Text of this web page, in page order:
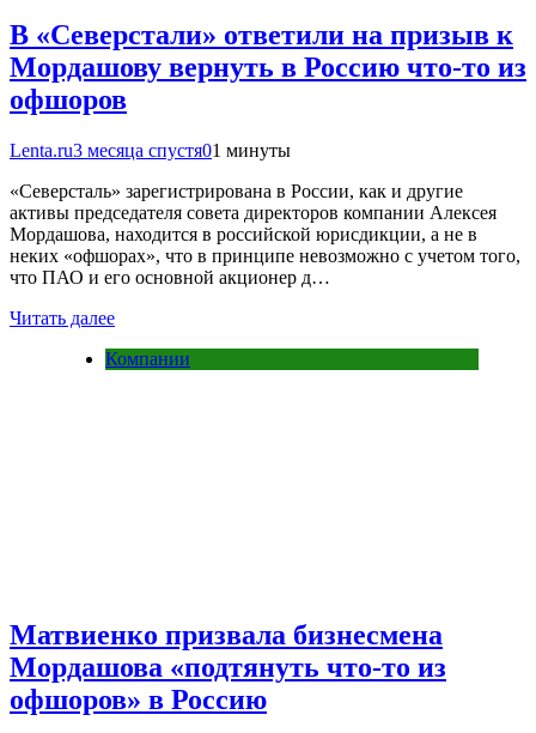
В «Северстали» ответили на призыв к
Мордашову вернуть в Россию что-то из
офшоров
Lenta.ru3 месяца спустя01 минуты
«Северсталь» зарегистрирована в России, как и другие
активы председателя совета директоров компании Алексея
Мордашова, находится в российской юрисдикции, а не в
неких «офшорах», что в принципе невозможно с учетом того,
что ПАО и его основной акционер д…
Читать далее
Компании
Матвиенко призвала бизнесмена
Мордашова «подтянуть что-то из
офшоров» в Россию